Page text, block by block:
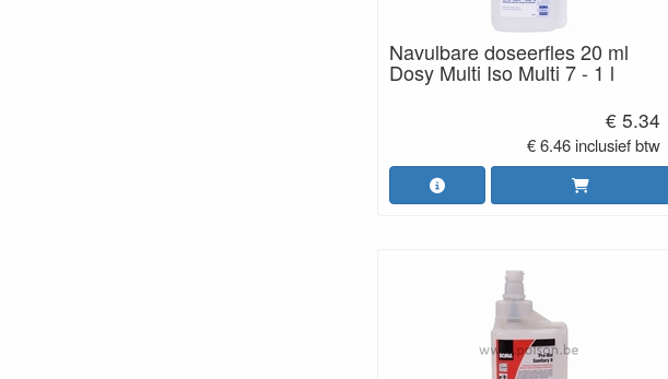
Navulbare doseerfles 20 ml
Dosy Multi Iso Multi 7 - 1 l
€ 5.34
€ 6.46 inclusief btw